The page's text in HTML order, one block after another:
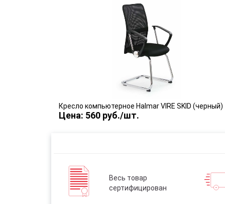
Кресло компьютерное Halmar VIRE SKID (черный)
Цена: 560 руб./шт.
Весь товар
сертифицирован